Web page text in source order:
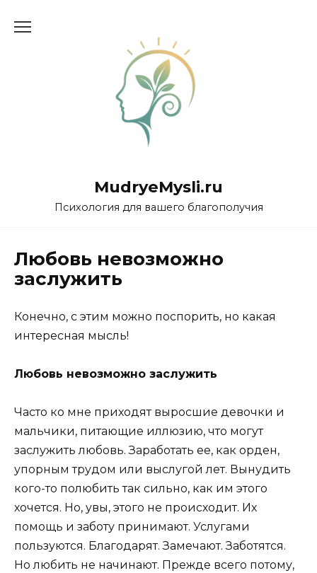
MudryeMysli.ru
Психология для вашего благополучия
Любовь невозможно
заслужить
Конечно, с этим можно поспорить, но какая
интересная мысль!
Любовь невозможно заслужить
Часто ко мне приходят выросшие девочки и
мальчики, питающие иллюзию, что могут
заслужить любовь. Заработать ее, как орден,
упорным трудом или выслугой лет. Вынудить
кого-то полюбить так сильно, как им этого
хочется. Но, увы, этого не происходит. Их
помощь и заботу принимают. Услугами
пользуются. Благодарят. Замечают. Заботятся.
Но любить не начинают. Прежде всего потому,